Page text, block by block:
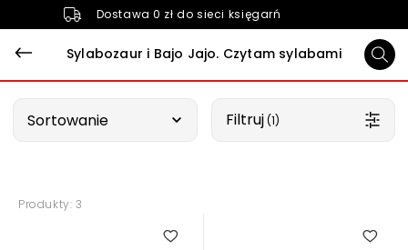
Dostawa 0 zł do sieci księgarń
Sylabozaur i Bajo Jajo. Czytam sylabami
Sortowanie Filtruj (1)
Produkty: 3